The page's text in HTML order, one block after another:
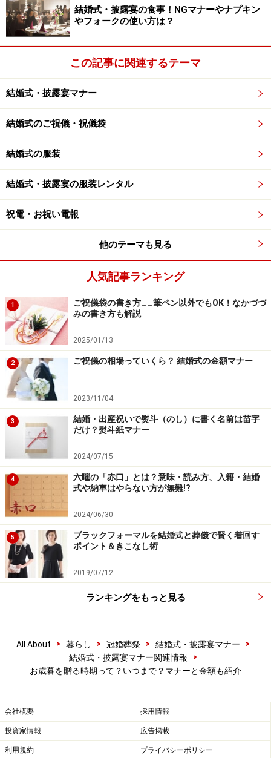
ら年内ぎりぎりに間に合うように「お歳暮」でも大丈
夫。
贈るタイミングを逃したら
までに、関西地方では15日までに表書きを「御年賀」と
して届くように。さらに遅れた場合は、松の内がすぎて
から立春（2月4日頃）の間まで「寒中お伺い」や「寒中
御見舞い」として贈ります。
最近のお歳暮事情とは？
2021年のお歳暮はどんなものが人気になるのでしょう
か。予算や贈る相手などの傾向も気になるところです。
昨年から続くコロナ禍でお歳暮は手渡しではなくネット
通販を利用して贈るというように変わってきているよう
です。また昨年は外出自粛から帰省できないため、手土
産の代わりにネットを利用して贈る方もありました。
そこで今回、本記事執筆時点での最新データとして、ア
イランド株式会社（本社：東京都渋谷区、代表取締役：
粟飯原 理咲）が運営する、日本最大級のお取り寄せの情
報サイト「おとりよせネット」で、2020年に実施された
お歳暮に関するアンケートの調査結果を参考にして、最
近のお歳暮事情を考えてみました。
コロナ禍が収束しつつも、いままでのようなスタイルに
はそう簡単にはもどれない……と感じました。
■新型コロナウィルスの影響により、2019年と比べて
2020年のお歳暮は贈り方や贈るもの、対応などが変わり
そうですか(n=425)
コロナ禍では手渡しではなく、ネット通販という考え方に変
とても変わると思う（7％）と、変わると思う（26％）
から手渡しではなくネット通販を利用して贈るというよ
うに変わってきています。また外出自粛から帰省できな
いため、手土産の代わりにネットを利用して贈る方もあ
りました。
結婚式・披露宴の食事！NGマナーやナプキン
やフォークの使い方は？
この記事に関連するテーマ
結婚式・披露宴マナー
結婚式のご祝儀・祝儀袋
結婚式の服装
結婚式・披露宴の服装レンタル
祝電・お祝い電報
他のテーマも見る
人気記事ランキング
1
ご祝儀袋の書き方……筆ペン以外でもOK！なかづづ
みの書き方も解説
2025/01/13
2 ご祝儀の相場っていくら？ 結婚式の金額マナー
2023/11/04
3
結婚・出産祝いで熨斗（のし）に書く名前は苗字
だけ？熨斗紙マナー
2024/07/15
4
六曜の「赤口」とは？意味・読み方、入籍・結婚
式や納車はやらない方が無難!?
2024/06/30
5
ブラックフォーマルを結婚式と葬儀で賢く着回す
ポイント＆きこなし術
2019/07/12
ランキングをもっと見る
All About > 暮らし > 冠婚葬祭 > 結婚式・披露宴マナー
>
結婚式・披露宴マナー関連情報
>
お歳暮を贈る時期って？いつまで？マナーと金額も紹介
会社概要 採用情報
投資家情報 広告掲載
利用規約 プライバシーポリシー